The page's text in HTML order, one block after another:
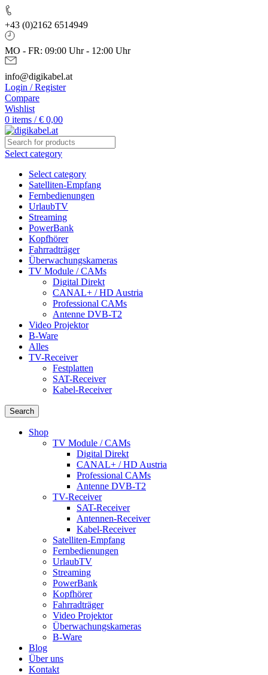
+43 (0)2162 6514949
MO - FR: 09:00 Uhr - 12:00 Uhr
info@digikabel.at
Login / Register
Compare
Wishlist
0 items / € 0,00
Select category
Select category
Satelliten-Empfang
Fernbedienungen
UrlaubTV
Streaming
PowerBank
Kopfhörer
Fahrradträger
Überwachungskameras
TV Module / CAMs
Digital Direkt
CANAL+ / HD Austria
Professional CAMs
Antenne DVB-T2
Video Projektor
B-Ware
Alles
TV-Receiver
Festplatten
SAT-Receiver
Kabel-Receiver
Search
Shop
TV Module / CAMs
Digital Direkt
CANAL+ / HD Austria
Professional CAMs
Antenne DVB-T2
TV-Receiver
SAT-Receiver
Antennen-Receiver
Kabel-Receiver
Satelliten-Empfang
Fernbedienungen
UrlaubTV
Streaming
PowerBank
Kopfhörer
Fahrradträger
Video Projektor
Überwachungskameras
B-Ware
Blog
Über uns
Kontakt